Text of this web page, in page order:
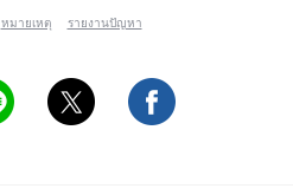
หมายเหตุ รายงานปัญหา